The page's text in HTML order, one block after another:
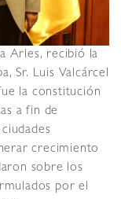
Arles, recibió la
Sr. Luis Valcárcel
la constitución
a fin de
crecimiento
sobre los
por el